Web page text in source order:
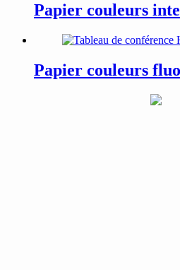
Papier couleurs
Papier couleurs